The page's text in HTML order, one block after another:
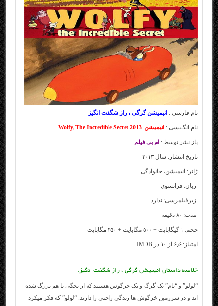
نام فارسی : انیمیشن گرگی ، راز شگفت انگیز
نام انگلیسی : انیمیشن Wolfy, The Incredible Secret 2013
باز نشر توسط : ام بی فیلم
تاریخ انتشار: سال ۲۰۱۳
ژانر: انیمیشن، خانوادگی
زبان: فرانسوی
زیر فیلمرسی: ندارد
مدت: ۸۰ دقیقه
حجم: ۱ گیگابایت + ۵۰۰ مگابایت + ۲۵۰ مگابایت
امتیاز: ۶٫۶ از ۱۰ در IMDB
خلاصه داستان انیمیشن گرگی ، راز شگفت انگیز:
“لولو” و “تام” یک گرگ و یک خرگوش هستند که از بچگی با هم بزرگ شده
اند و در سرزمین خرگوش ها زندگی راحتی را دارند. “لولو” که فکر میکرد